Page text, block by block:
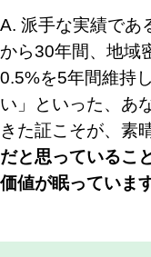
A. 派手な実績であ
から30年間、地域
0.5%を5年間維持
い」といった、あ
きた証こそが、素
だと思っているこ
価値が眠っています